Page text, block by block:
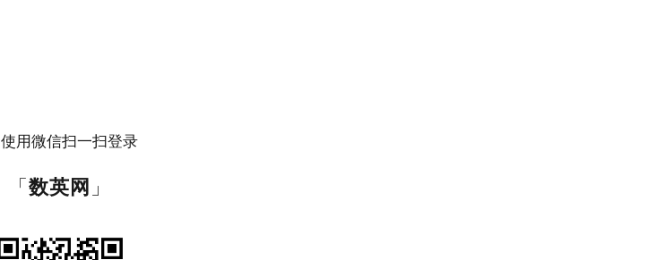
使用微信扫一扫登录
「数英网 」